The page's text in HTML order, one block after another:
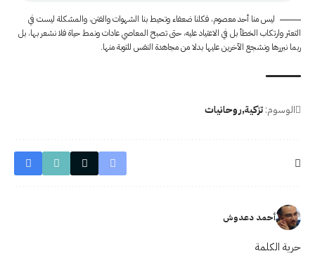
ليس منا أحد معصوم، فكلنا ضعفاء وتحيط بنا الشهوات والفتن، والمشكلة ليست في
التعثر وارتكاب الخطأ بل في الاعتياد عليه، حتى تصبح المعاصي عادات ونمط حياة فلا نشعر بها، بل
ربما نبررها ونشجع الآخرين عليها بدلا من مجاهدة النفس للتوبة منها.
الوسوم:تزكية روحانيات
أحمد دعدوش
حرية الكلمة